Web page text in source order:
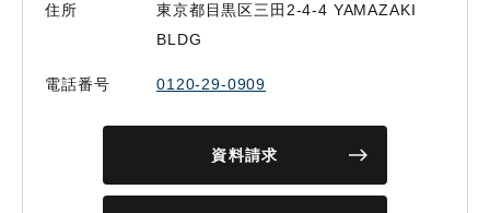
住所
東京都目黒区三田2-4-4 YAMAZAKI
BLDG
電話番号 0120-29-0909
資料請求